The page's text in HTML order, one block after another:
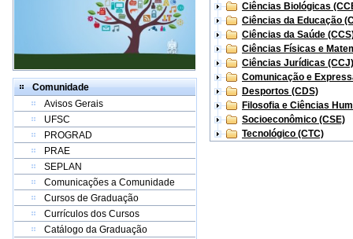
Comunidade
Avisos Gerais
UFSC
PROGRAD
PRAE
SEPLAN
Comunicações a Comunidade
Cursos de Graduação
Currículos dos Cursos
Catálogo da Graduação
Ciências Biológicas
Ciências da Educação
Ciências da Saúde
Ciências Físicas e
Ciências Jurídicas (CCJ)
Comunicação e
Desportos (CDS)
Filosofia e Ciências
Socioeconômico (CSE)
Tecnológico (CTC)